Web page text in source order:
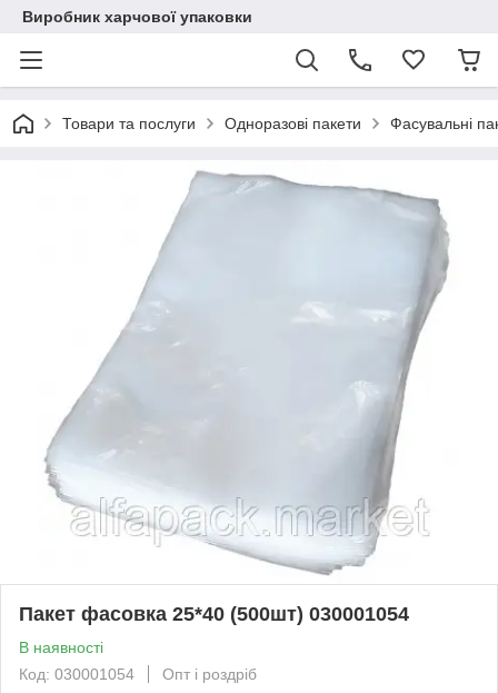
Виробник харчової упаковки
Товари та послуги Одноразові пакети Фасувальні
Пакет фасовка 25*40 (500шт) 030001054
В наявності
Код: 030001054
Опт і роздріб